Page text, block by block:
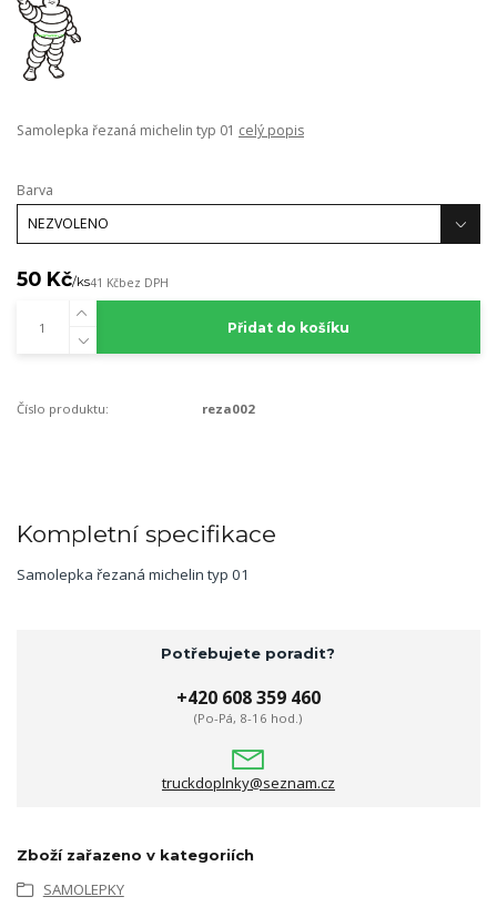
Samolepka řezaná michelin typ 01 celý popis
Barva
50 Kč/ks41 Kčbez DPH
Přidat do košíku
Číslo produktu: reza002
Kompletní specifikace
Samolepka řezaná michelin typ 01
Potřebujete poradit?
+420 608 359 460
(Po-Pá, 8-16 hod.)
truckdoplnky@seznam.cz
Zboží zařazeno v kategoriích
SAMOLEPKY